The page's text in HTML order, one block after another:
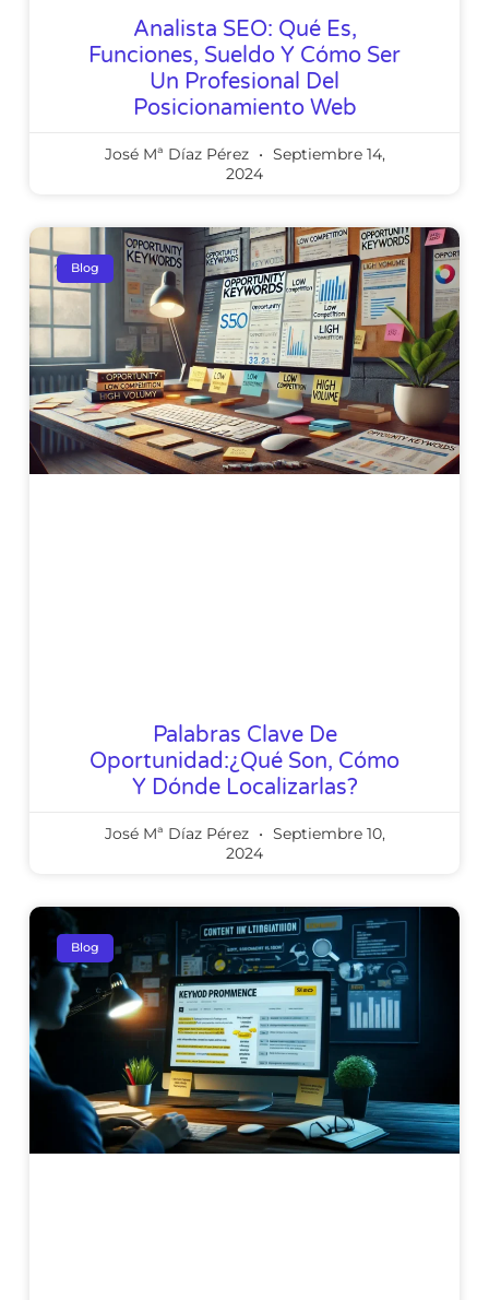
Analista SEO: Qué Es,
Funciones, Sueldo Y Cómo Ser
Un Profesional Del
Posicionamiento Web
José Mª Díaz Pérez
Septiembre 14,
2024
Blog
Palabras Clave De
Oportunidad:¿Qué Son, Cómo
Y Dónde Localizarlas?
José Mª Díaz Pérez
Septiembre 10,
2024
Blog